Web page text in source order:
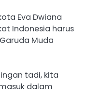
Eva Dwiana
Indonesia harus
Muda
tadi, kita
dalam